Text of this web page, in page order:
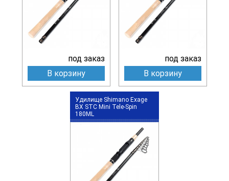
под заказ
В корзину
под заказ
В корзину
Удилище Shimano Exage
BX STC Mini Tele-Spin
180ML